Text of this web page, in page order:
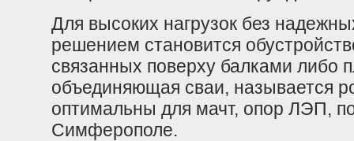
Для высоких нагрузок без
решением становится
связанных поверху балками либо
объединяющая сваи, называется
оптимальны для мачт, опор ЛЭП,
Симферополе.